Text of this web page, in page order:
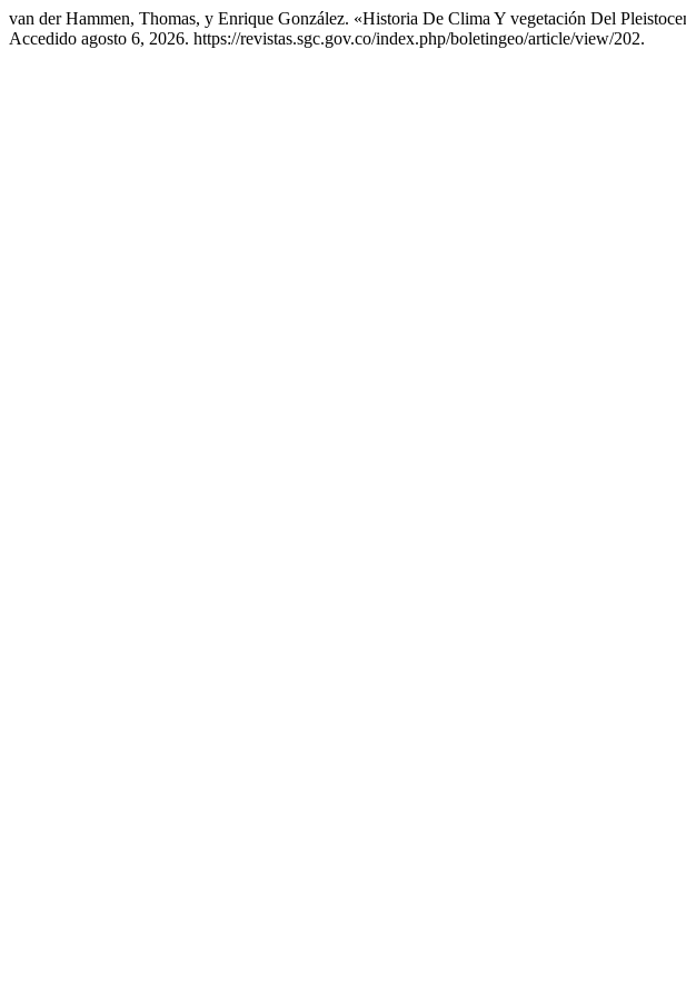
van der Hammen, Thomas, y Enrique González. «Historia De Clima Y vegetación Del
Accedido agosto 6, 2026. https://revistas.sgc.gov.co/index.php/boletingeo/article/view/202.